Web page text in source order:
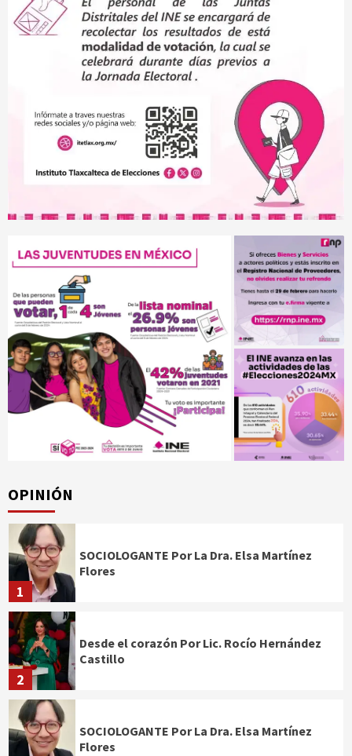
OPINIÓN
1
SOCIOLOGANTE Por La Dra. Elsa Martínez
Flores
2
Desde el corazón Por Lic. Rocío Hernández
Castillo
SOCIOLOGANTE Por La Dra. Elsa Martínez
Flores